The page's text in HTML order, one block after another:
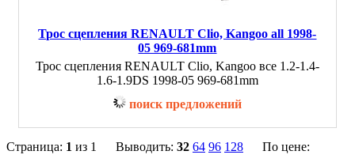
Трос сцепления RENAULT Clio, Kangoo all 1998-
05 969-681mm
Трос сцепления RENAULT Clio, Kangoo все 1.2-1.4-
1.6-1.9DS 1998-05 969-681mm
поиск предложений
Страница: 1 из 1 Выводить: 32 64 96 128
По цене: